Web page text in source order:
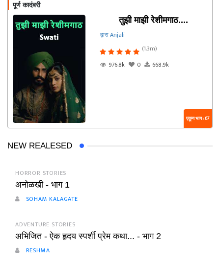
पूर्ण कादंबरी
तुझी माझी रेशीमगाठ....
द्वारा Anjali
(1.3m)
976.8k
0 668.9k
एकूण भाग : 67
NEW REALESED
HORROR STORIES
अनोळखी - भाग 1
SOHAM KALAGATE
ADVENTURE STORIES
अभिजित - ऐक हृदय स्पर्शी प्रेम कथा... - भाग 2
RESHMA